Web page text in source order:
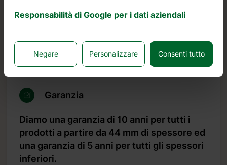
qualità sempre più elevata.
resi o difetti è inferiore allo 0,5%, mentre lo standard del
settore è 10 volte più alto, pari al 5%.
Garanzia
Diamo una garanzia di 10 anni per tutti i
prodotti a partire da 44 mm di spessore ed
una garanzia di 5 anni per tutti gli spessori
inferiori.
Responsabilità di Google per i dati aziendali
Negare Personalizzare Consenti tutto